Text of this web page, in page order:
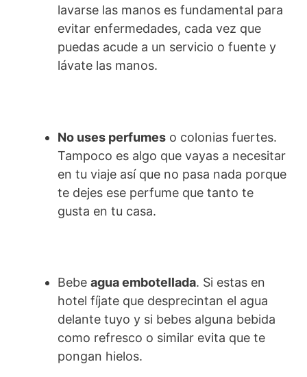
lavarse las manos es fundamental para
evitar enfermedades, cada vez que
puedas acude a un servicio o fuente y
lávate las manos.
No uses perfumes o colonias fuertes.
Tampoco es algo que vayas a necesitar
en tu viaje así que no pasa nada porque
te dejes ese perfume que tanto te
gusta en tu casa.
Bebe agua embotellada. Si estas en
hotel fíjate que desprecintan el agua
delante tuyo y si bebes alguna bebida
como refresco o similar evita que te
pongan hielos.